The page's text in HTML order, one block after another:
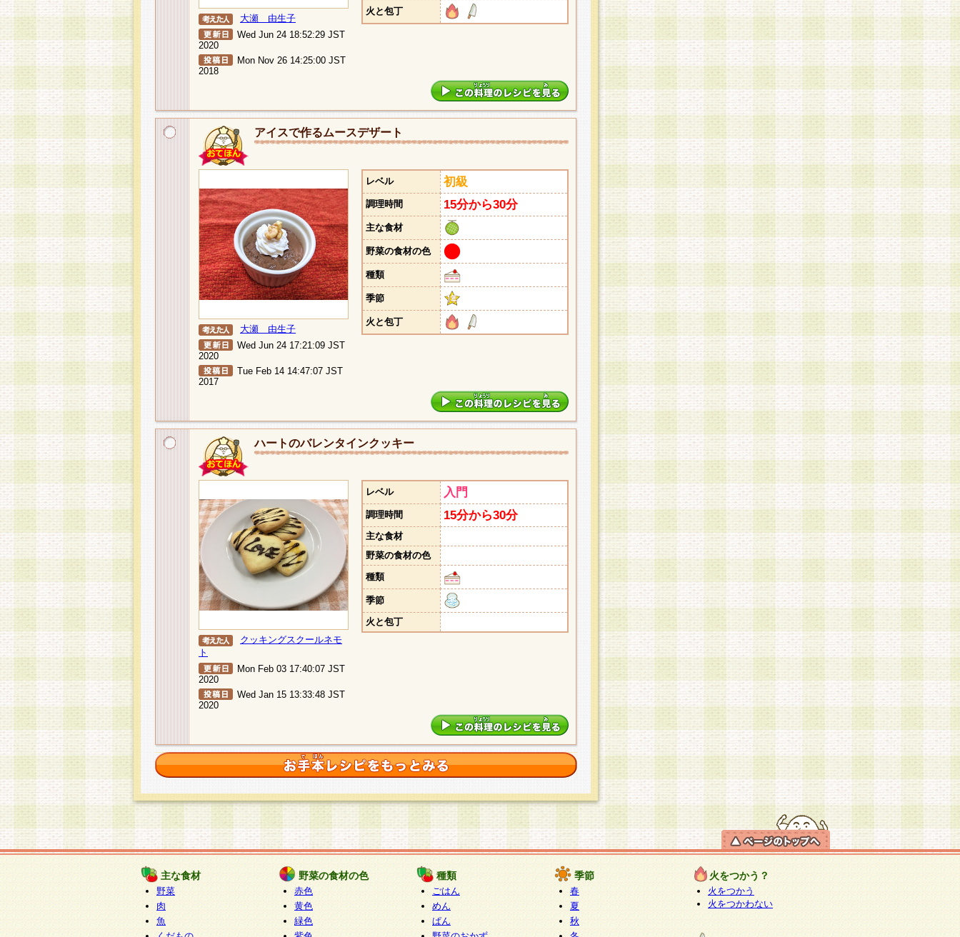
大瀬 由生子
Wed Jun 24 18:52:29 JST
2020
Mon Nov 26 14:25:00 JST
2018
火と包丁
アイスで作るムースデザート
大瀬 由生子
Wed Jun 24 17:21:09 JST
2020
Tue Feb 14 14:47:07 JST
2017
レベル 初級
調理時間 15分から30分
主な食材
野菜の食材の色
種類
季節
火と包丁
ハートのバレンタインクッキー
クッキングスクールネモ
ト
Mon Feb 03 17:40:07 JST
2020
Wed Jan 15 13:33:48 JST
2020
レベル 入門
調理時間 15分から30分
主な食材
野菜の食材の色
種類
季節
火と包丁
主な食材
野菜
肉
魚
野菜の食材の色
赤色
黄色
緑色
種類
ごはん
めん
ぱん
季節
春
夏
秋
火をつかう？
火をつかう
火をつかわない